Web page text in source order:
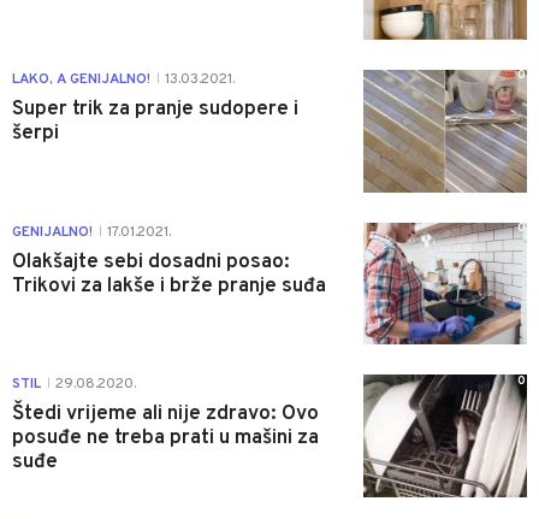
LAKO, A GENIJALNO! 13.03.2021.
Super trik za pranje sudopere i
šerpi
0
GENIJALNO! 17.01.2021.
Olakšajte sebi dosadni posao:
Trikovi za lakše i brže pranje suđa
0
STIL 29.08.2020.
Štedi vrijeme ali nije zdravo: Ovo
posuđe ne treba prati u mašini za
suđe
0